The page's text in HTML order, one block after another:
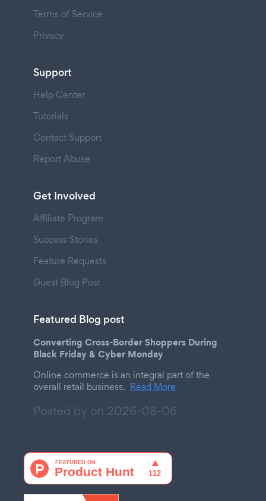
Terms of Service
Privacy
Support
Help Center
Tutorials
Contact Support
Report Abuse
Get Involved
Affiliate Program
Success Stories
Feature Requests
Guest Blog Post
Featured Blog post
Converting Cross-Border Shoppers During
Black Friday & Cyber Monday
Online commerce is an integral part of the
overall retail business. Read More
Posted by on 2026-08-06